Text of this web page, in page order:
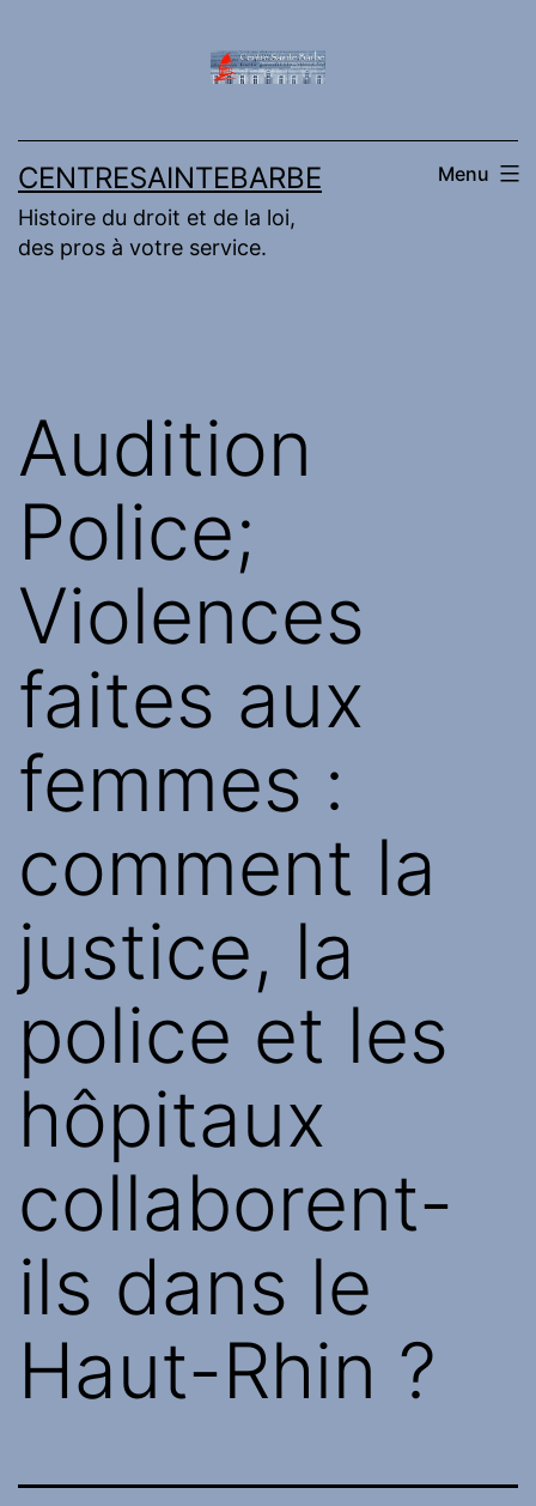
CENTRESAINTEBARBE
Histoire du droit et de la loi,
des pros à votre service.
Menu
Audition
Police;
Violences
faites aux
femmes :
comment la
justice, la
police et les
hôpitaux
collaborent-
ils dans le
Haut-Rhin ?